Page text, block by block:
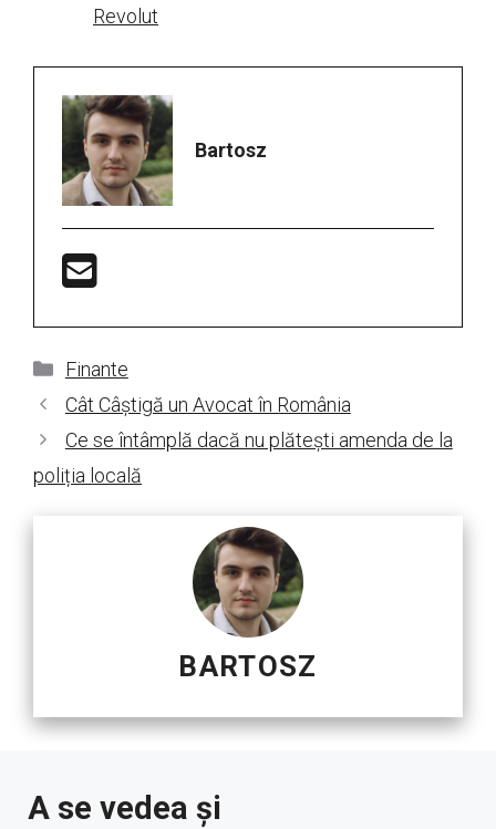
Revolut
Bartosz
Categorii
Finante
Cât Câștigă un Avocat în România
Ce se întâmplă dacă nu plătești amenda de la
poliția locală
BARTOSZ
A se vedea și